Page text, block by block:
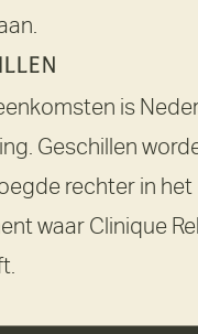
is
Geschillen
rechter in het
waar Clinique